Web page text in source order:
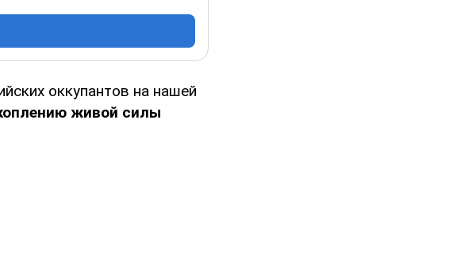
оккупантов на нашей
живой силы